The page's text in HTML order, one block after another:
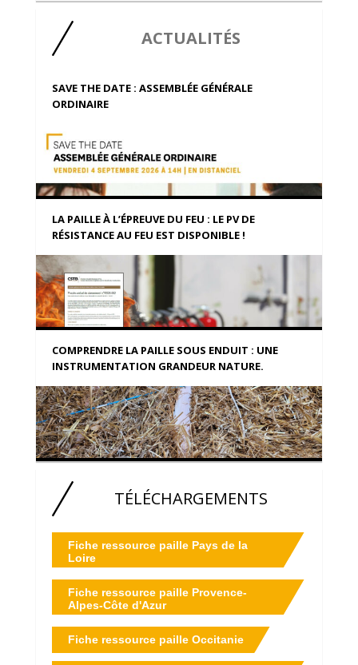
ACTUALITÉS
SAVE THE DATE : ASSEMBLÉE GÉNÉRALE
ORDINAIRE
LA PAILLE À L’ÉPREUVE DU FEU : LE PV DE
RÉSISTANCE AU FEU EST DISPONIBLE !
COMPRENDRE LA PAILLE SOUS ENDUIT : UNE
INSTRUMENTATION GRANDEUR NATURE.
TÉLÉCHARGEMENTS
Fiche ressource paille Pays de la
Loire
Fiche ressource paille Provence-
Alpes-Côte d'Azur
Fiche ressource paille Occitanie